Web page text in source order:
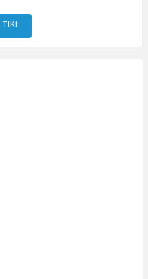
TIKI